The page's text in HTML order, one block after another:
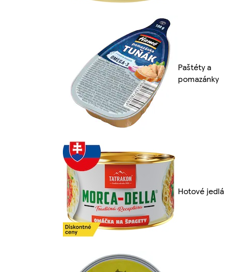
Paštéty a
pomazánky
Hotové jedlá